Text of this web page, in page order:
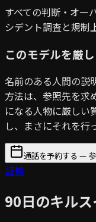
すべての判断・オー
シデント調査と規制
このモデルを厳
名前のある人間の説
方法は、参照先を求
になる人物に厳しい
し、まさにそれを行
通話を予約する —
証拠
90日のキル